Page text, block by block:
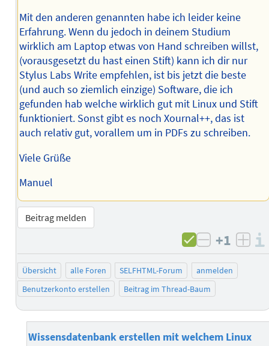
Mit den anderen genannten habe ich leider keine
Erfahrung. Wenn du jedoch in deinem Studium
wirklich am Laptop etwas von Hand schreiben willst,
(vorausgesetzt du hast einen Stift) kann ich dir nur
Stylus Labs Write empfehlen, ist bis jetzt die beste
(und auch so ziemlich einzige) Software, die ich
gefunden hab welche wirklich gut mit Linux und Stift
funktioniert. Sonst gibt es noch Xournal++, das ist
auch relativ gut, vorallem um in PDFs zu schreiben.
Viele Grüße
Manuel
Beitrag melden
negativ
+1
Übersicht alle Foren SELFHTML-Forum
anmelden
Benutzerkonto erstellen
Beitrag im Thread-Baum
Wissensdatenbank erstellen mit welchem Linux